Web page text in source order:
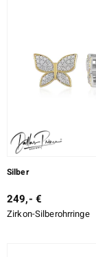
Silber
249,- €
Zirkon-Silberohrringe